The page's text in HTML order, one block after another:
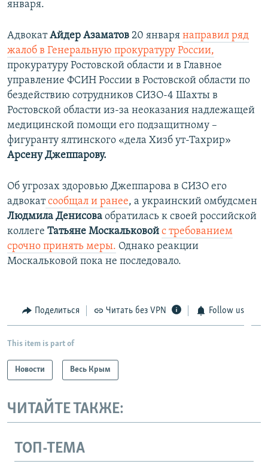
января.
АдвокатАйдер Азаматов 20 января направил ряд
жалоб в Генеральную прокуратуру России,
прокуратуру Ростовской области и в Главное
управление ФСИН России в Ростовской области по
бездействию сотрудников СИЗО-4 Шахты в
Ростовской области из-за неоказания надлежащей
медицинской помощи его подзащитному –
фигуранту ялтинского «дела Хизб ут-Тахрир»​
Арсену Джеппарову.
Об угрозах здоровью Джеппарова в СИЗО его
адвокатсообщал и ранее, а украинский омбудсмен
Людмила Денисова обратилась к своей российской
коллеге Татьяне Москальковой с требованием
срочно принять меры. Однако реакции
Москальковой пока не последовало.
Поделиться Читать без VPN Follow us
This item is part of
Новости Весь Крым
ЧИТАЙТЕ ТАКЖЕ:
ТОП-ТЕМА